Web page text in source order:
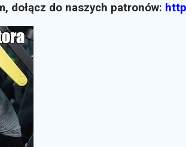
dołącz do naszych patronów: